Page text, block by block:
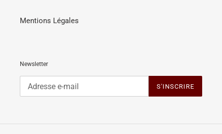
Mentions Légales
Newsletter
S'INSCRIRE